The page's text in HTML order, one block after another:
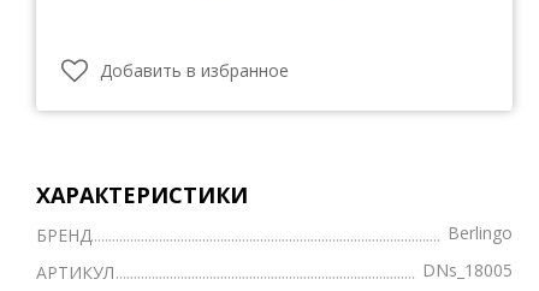
Добавить в избранное
ХАРАКТЕРИСТИКИ
БРЕНД
Berlingo
АРТИКУЛ
DNs_18005